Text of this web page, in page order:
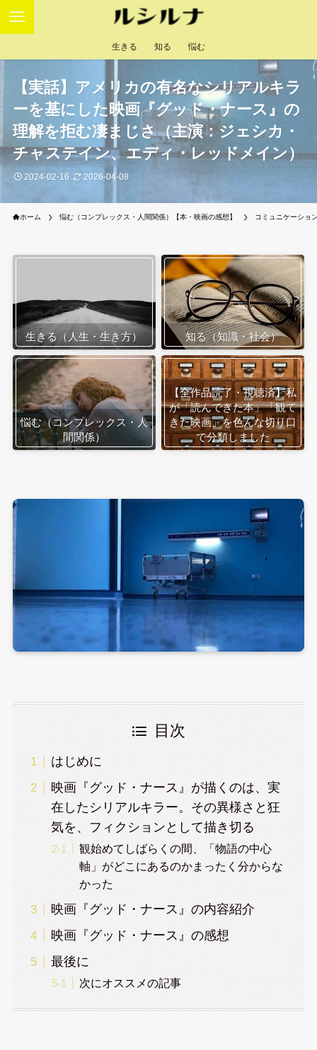
生きる 知る 悩む
【実話】アメリカの有名なシリアルキラ
ーを基にした映画『グッド・ナース』の
理解を拒む凄まじさ（主演：ジェシカ・
チャステイン、エディ・レッドメイン）
2024-02-16 2026-04-08
ホーム 悩む（コンプレックス・人間関係）【本・映画の感想】 コミュニケーショ
生きる（人生・生き方） 知る（知識・社会）
悩む（コンプレックス・人
間関係）
【全作品読了・視聴済】私
が「読んできた本」「観て
きた映画」を色んな切り口
で分類しました
目次
はじめに
映画『グッド・ナース』が描くのは、実
在したシリアルキラー。その異様さと狂
気を、フィクションとして描き切る
観始めてしばらくの間、「物語の中心
軸」がどこにあるのかまったく分からな
かった
映画『グッド・ナース』の内容紹介
映画『グッド・ナース』の感想
最後に
次にオススメの記事